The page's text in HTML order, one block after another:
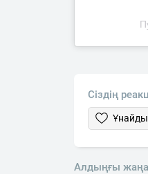
Сіздің
Ұнайды
Алдыңғы